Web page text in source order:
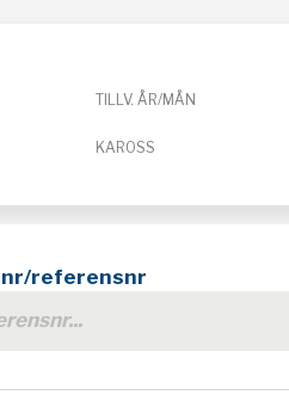
TILLV. ÅR/MÅN
KAROSS
referensnr